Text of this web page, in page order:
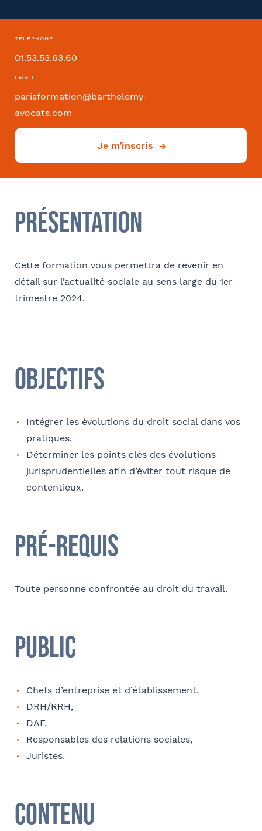
TÉLÉPHONE
01.53.53.63.60
EMAIL
parisformation@barthelemy-
avocats.com
Je m’inscris
Présentation
Cette formation vous permettra de revenir en
détail sur l’actualité sociale au sens large du 1er
trimestre 2024.
Objectifs
Intégrer les évolutions du droit social dans vos
pratiques,
Déterminer les points clés des évolutions
jurisprudentielles afin d’éviter tout risque de
contentieux.
Pré-requis
Toute personne confrontée au droit du travail.
Public
Chefs d’entreprise et d’établissement,
DRH/RRH,
DAF,
Responsables des relations sociales,
Juristes.
Contenu
Convention collective
Comment avez-vous connu le cabinet / la formation ?
Internet
Code postal
Téléphone
concernant l’établissement de la convention